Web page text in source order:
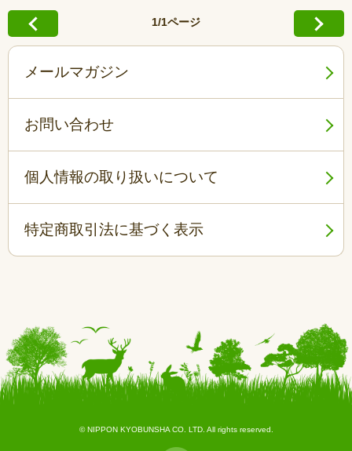
1/1ページ
メールマガジン
お問い合わせ
個人情報の取り扱いについて
特定商取引法に基づく表示
© NIPPON KYOBUNSHA CO. LTD. All rights reserved.